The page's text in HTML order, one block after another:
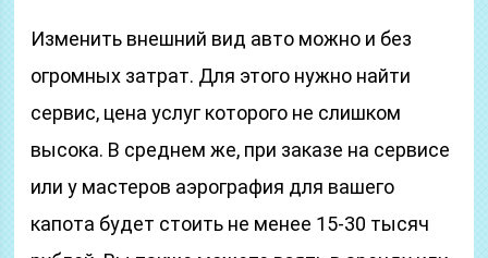
Изменить внешний вид авто можно и без
огромных затрат. Для этого нужно найти
сервис, цена услуг которого не слишком
высока. В среднем же, при заказе на сервисе
или у мастеров аэрография для вашего
капота будет стоить не менее 15-30 тысяч